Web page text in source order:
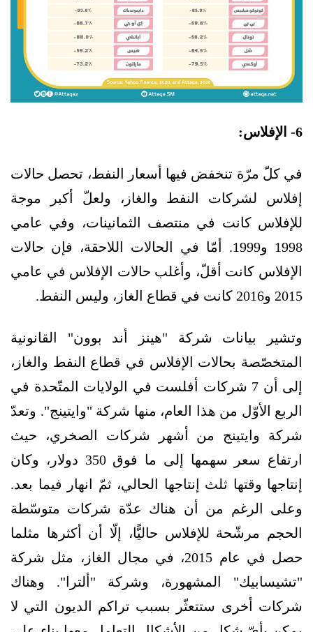
6- الإفلاس:
في كلّ مرّة تنخفض فيها أسعار النفط، تحصل حالات
إفلاس لشركات النفط والغاز، ولعلّ أكبر موجة
للإفلاس كانت في منتصف الثمانينات، وفي عامي
1998 و1999. أمّا في الحالات اللاحقة، فإن حالات
الإفلاس كانت أقلّ، وأغلب حالات الإفلاس في عامي
2015 و2016 كانت في قطاع الغاز، وليس النفط.
وتشير بيانات شركة "هينز أند بوون" القانونية
المتخصّصة بحالات الإفلاس في قطاع النفط والغاز،
إلى أن 7 شركات أفلست في الولايات المتّحدة في
الربع الأوّل من هذا العام، منها شركة "وايتينج". وتعدّ
شركة وايتينج من أشهر شركات الصخري، حيث
ارتفاع سعر سهمها إلى ما فوق 350 دولار، وكان
إنتاجها وقتها ثلث إنتاجها الحالي، ثمّ انهار فيما بعد.
وعلى الرغم من أن هناك عدّة شركات متوسّطة
الحجم مرشّحة للإفلاس حاليًّا، إلّا أن أكثرها مثلما
حصل في عام 2015، في مجال الغاز، مثل شركة
"تشيسابيك" المشهورة، وشركة "ألترا". وهناك
شركات أخرى ستتعثّر بسبب تراكم الديون التي لا